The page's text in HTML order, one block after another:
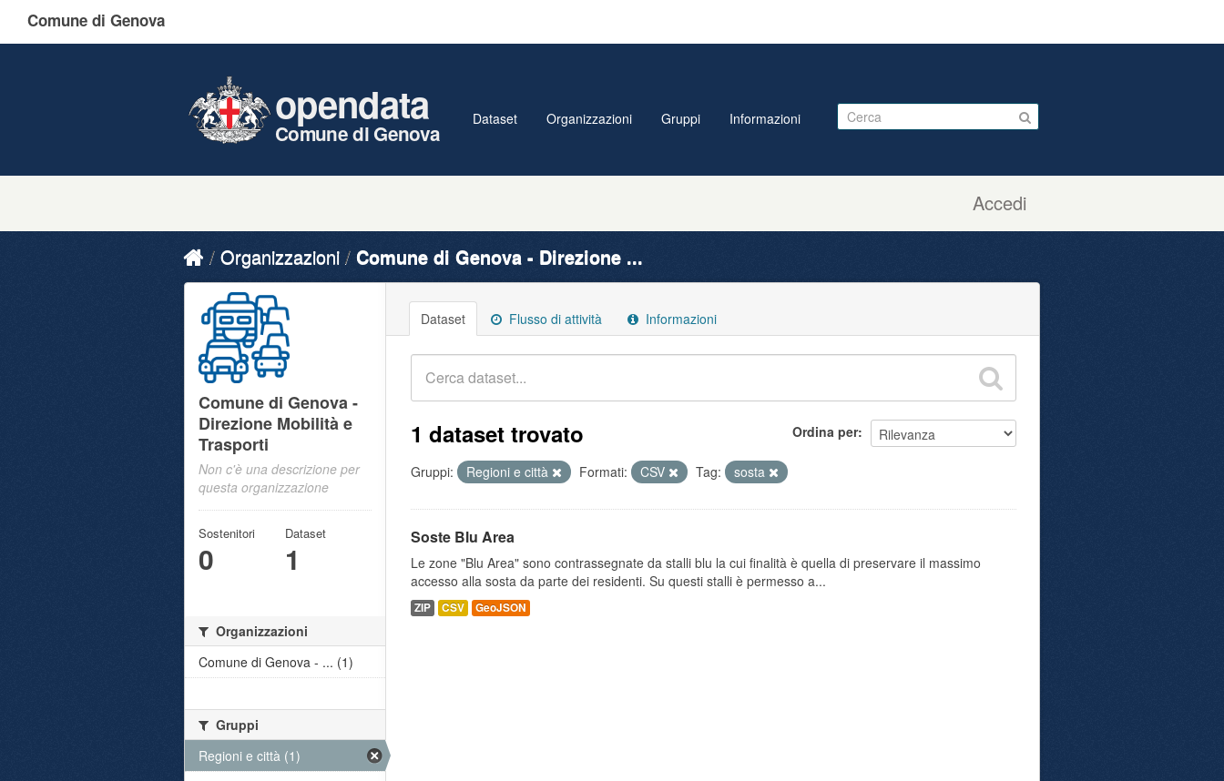
Comune di Genova
Accedi
opendata
Comune di Genova
Dataset Organizzazioni Gruppi Informazioni
Organizzazioni Comune di Genova - Direzione ...
Dataset Flusso di attività Informazioni
Ordina per
1 dataset trovato
Gruppi: Regioni e città Formati: CSV Tag: sosta
Soste Blu Area
Le zone "Blu Area" sono contrassegnate da stalli blu la cui finalità è quella di preservare il massimo
accesso alla sosta da parte dei residenti. Su questi stalli è permesso a...
ZIP CSV GeoJSON
Comune di Genova -
Direzione Mobilità e
Trasporti
Non c'è una descrizione per
questa organizzazione
Sostenitori
0
Dataset
1
Organizzazioni
Comune di Genova - ... (1)
Gruppi
Regioni e città (1)